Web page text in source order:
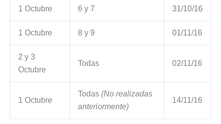
1 Octubre 6 y 7 31/10/16
1 Octubre 8 y 9 01/11/16
2 y 3
Octubre
Todas 02/11/16
1 Octubre
Todas (No realizadas
anteriormente)
14/11/16